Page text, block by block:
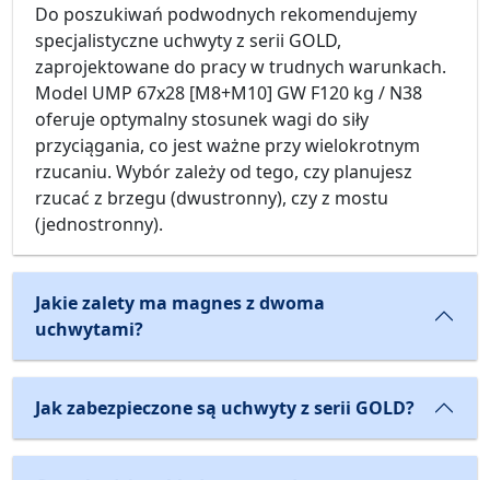
Do poszukiwań podwodnych rekomendujemy
specjalistyczne uchwyty z serii GOLD,
zaprojektowane do pracy w trudnych warunkach.
Model UMP 67x28 [M8+M10] GW F120 kg / N38
oferuje optymalny stosunek wagi do siły
przyciągania, co jest ważne przy wielokrotnym
rzucaniu. Wybór zależy od tego, czy planujesz
rzucać z brzegu (dwustronny), czy z mostu
(jednostronny).
Jakie zalety ma magnes z dwoma
uchwytami?
Jak zabezpieczone są uchwyty z serii GOLD?